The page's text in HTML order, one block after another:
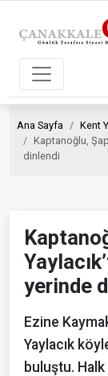
Ana Sayfa
Kent
Kaptanoğlu,
dinlendi
yerinde
Ezine
Yaylacık
buluştu.